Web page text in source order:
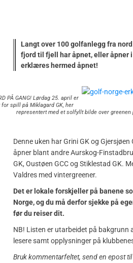
Langt over 100 golfanlegg fra
fjord til fjell har åpnet, eller åpner
erklæres hermed åpnet!
PÅ GANG! Lørdag 25. april er
for spill på Miklagard GK, her
representert med et solfyllt bilde over greenen
Denne uken har Grini GK og Gjersjøen
åpner blant andre Aurskog-
GK, Oustøen GCC og Stiklestad GK.
Valdres med vintergreener.
Det er lokale forskjeller på banene
Norge, og du må derfor sjekke på
før du reiser dit.
NB! Listen er utarbeidet på bakgrunn
lesere samt opplysninger på
Bruk kommentarfeltet, send en epost